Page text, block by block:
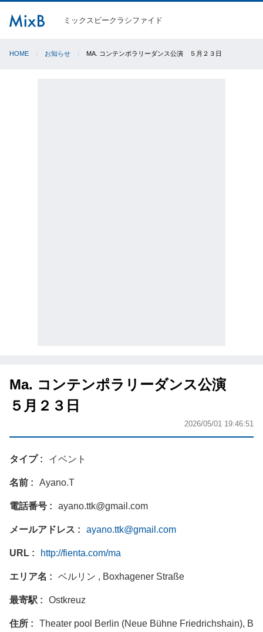
ミックスビークラシファイド
HOME お知らせ MA. コンテンポラリーダンス公演 ５月２３日
Ma. コンテンポラリーダンス公演
５月２３日
2026/05/01 19:46:51
タイプ イベント
名前 Ayano.T
電話番号 ayano.ttk@gmail.com
メールアドレス ayano.ttk@gmail.com
URL http://fienta.com/ma
エリア名 ベルリン , Boxhagener Straße
最寄駅 Ostkreuz
住所
Theater pool Berlin (Neue Bühne Friedrichshain), B